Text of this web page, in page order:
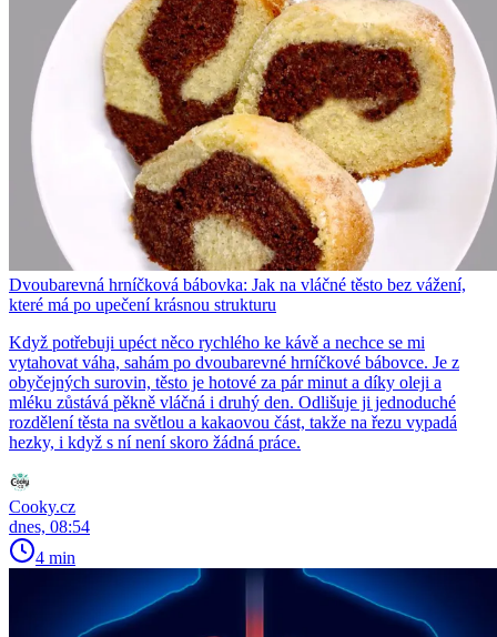
Dvoubarevná hrníčková bábovka: Jak na vláčné těsto bez vážení,
které má po upečení krásnou strukturu
Když potřebuji upéct něco rychlého ke kávě a nechce se mi
vytahovat váha, sahám po dvoubarevné hrníčkové bábovce. Je z
obyčejných surovin, těsto je hotové za pár minut a díky oleji a
mléku zůstává pěkně vláčná i druhý den. Odlišuje ji jednoduché
rozdělení těsta na světlou a kakaovou část, takže na řezu vypadá
hezky, i když s ní není skoro žádná práce.
Cooky.cz
dnes, 08:54
4 min